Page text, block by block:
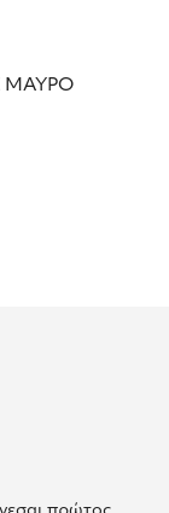
ΜΑΥΡΟ